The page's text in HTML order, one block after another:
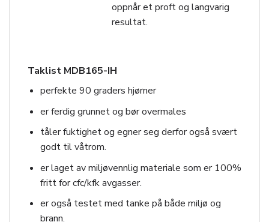
oppnår et proft og langvarig
resultat.
Taklist MDB165-IH
perfekte 90 graders hjørner
er ferdig grunnet og bør overmales
tåler fuktighet og egner seg derfor også svært
godt til våtrom.
er laget av miljøvennlig materiale som er 100%
fritt for cfc/kfk avgasser.
er også testet med tanke på både miljø og
brann.